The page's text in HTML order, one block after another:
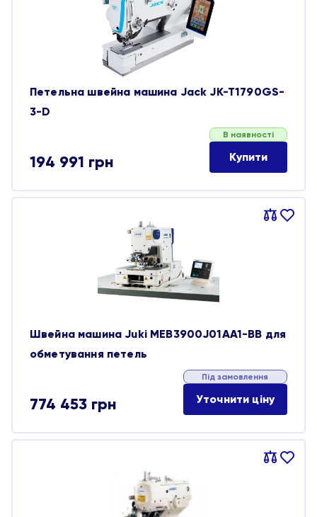
Петельна швейна машина Jack JK-T1790GS-
3-D
194 991 грн
В наявності
Купити
Порівняти
В
Швейна машина Juki MEB3900J01AA1-BB для
обметування петель
774 453 грн
Під замовлення
Уточнити ціну
Порівняти
В